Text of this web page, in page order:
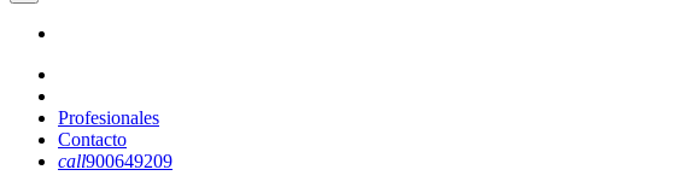
Profesionales
Contacto
call900649209